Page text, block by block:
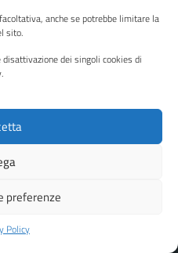
anche se potrebbe limitare la
sito.
dei singoli cookies di
preferenze
Policy